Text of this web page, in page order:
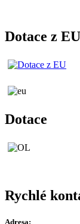
Dotace z EU
Dotace
Rychlé
Adresa: